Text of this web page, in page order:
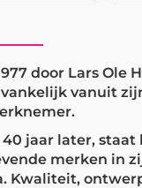
door Lars Ole
vanuit
jaar later, staat
merken in
Kwaliteit,